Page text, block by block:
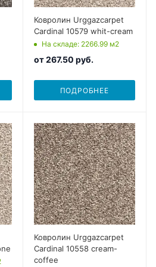
Ковролин Urggazcarpet
Cardinal 10579 whit-cream
На складе: 2266.99 м2
от267.50 руб.
ПОДРОБНЕЕ
Ковролин Urggazcarpet
Cardinal 10558 cream-
coffee